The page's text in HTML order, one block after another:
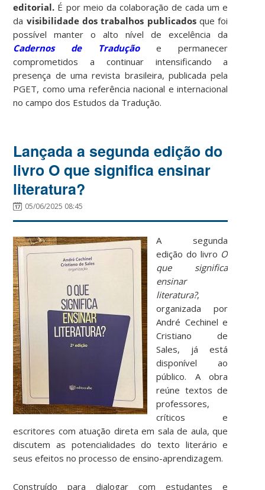
editorial. É por meio da colaboração de cada um e
da visibilidade dos trabalhos publicadosque foi
possível manter o alto nível de excelência da
Cadernos de Traduçãoe permanecer
comprometidos a continuar intensificando a
presença de uma revista brasileira, publicada pela
PGET, como uma referência nacional e internacional
no campo dos Estudos da Tradução.
Lançada a segunda edição do
livro O que significa ensinar
literatura?
05/06/2025 08:45
A segunda
edição do livro O
que significa
ensinar
literatura?,
organizada por
André Cechinel e
Cristiano de
Sales, já está
disponível ao
público. A obra
reúne textos de
professores,
críticos e
escritores com atuação direta em sala de aula, que
discutem as potencialidades do texto literário e
seus efeitos no processo de ensino-aprendizagem.
Construído para dialogar com estudantes e